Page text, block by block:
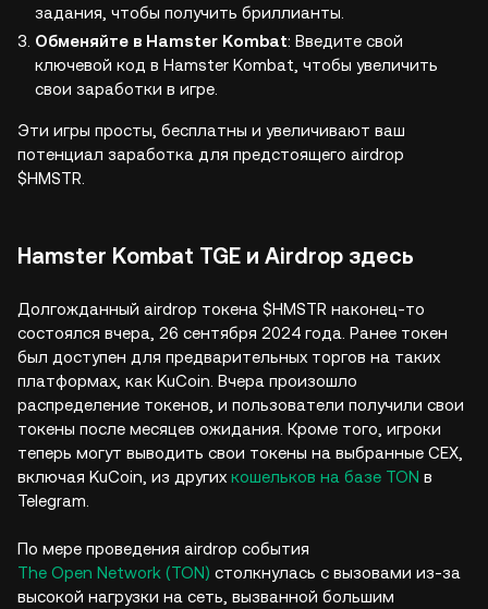
задания, чтобы получить бриллианты.
Обменяйте в Hamster Kombat: Введите свой
ключевой код в Hamster Kombat, чтобы увеличить
свои заработки в игре.
Эти игры просты, бесплатны и увеличивают ваш
потенциал заработка для предстоящего airdrop
$HMSTR.
Hamster Kombat TGE и Airdrop здесь
Долгожданный airdrop токена $HMSTR наконец-то
состоялся вчера, 26 сентября 2024 года. Ранее токен
был доступен для предварительных торгов на таких
платформах, как KuCoin. Вчера произошло
распределение токенов, и пользователи получили свои
токены после месяцев ожидания. Кроме того, игроки
теперь могут выводить свои токены на выбранные CEX,
включая KuCoin, из других кошельков на базе TON в
Telegram.
По мере проведения airdrop события
The Open Network (TON) столкнулась с вызовами из-за
высокой нагрузки на сеть, вызванной большим